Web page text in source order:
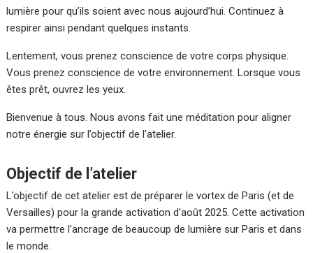
lumière pour qu’ils soient avec nous aujourd’hui. Continuez à
respirer ainsi pendant quelques instants.
Lentement, vous prenez conscience de votre corps physique.
Vous prenez conscience de votre environnement. Lorsque vous
êtes prêt, ouvrez les yeux.
Bienvenue à tous. Nous avons fait une méditation pour aligner
notre énergie sur l’objectif de l’atelier.
Objectif de l’atelier
L’objectif de cet atelier est de préparer le vortex de Paris (et de
Versailles) pour la grande activation d’août 2025. Cette activation
va permettre l’ancrage de beaucoup de lumière sur Paris et dans
le monde.